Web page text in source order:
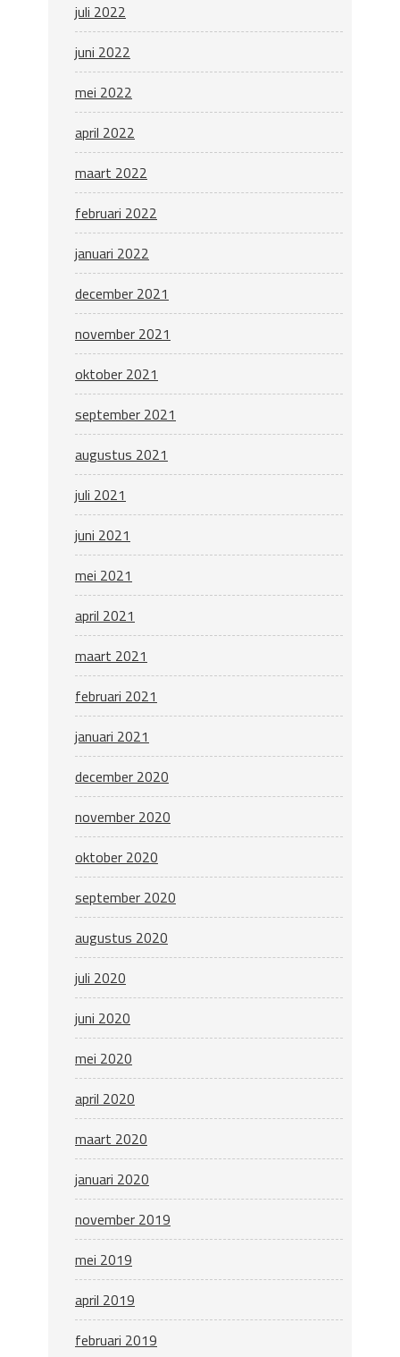
juli 2022
juni 2022
mei 2022
april 2022
maart 2022
februari 2022
januari 2022
december 2021
november 2021
oktober 2021
september 2021
augustus 2021
juli 2021
juni 2021
mei 2021
april 2021
maart 2021
februari 2021
januari 2021
december 2020
november 2020
oktober 2020
september 2020
augustus 2020
juli 2020
juni 2020
mei 2020
april 2020
maart 2020
januari 2020
november 2019
mei 2019
april 2019
februari 2019